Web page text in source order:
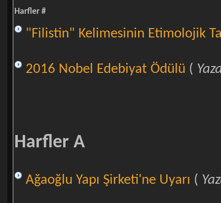
Harfler #
"Filistin" Kelimesinin Etimolojik
2016 Nobel Edebiyat Ödülü (
Harfler A
Ağaoğlu Yapı Şirketi'ne Uyarı (